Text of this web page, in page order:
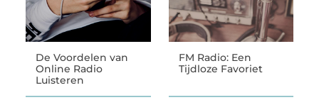
De Voordelen van
Online Radio
Luisteren
FM Radio: Een
Tijdloze Favoriet